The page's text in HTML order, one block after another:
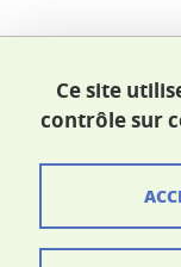
École doctorale
Maison du
110 rue de la
ed-shpt@univ-
Crédits
Ce site
contrôle sur